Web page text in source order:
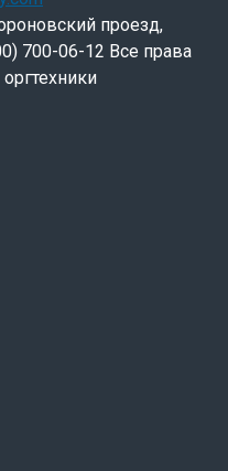
проезд,
700-06-12 Все права